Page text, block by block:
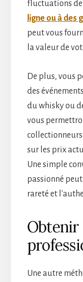
fluctuations de
ligne ou à des
peut vous
la valeur de
De plus, vous
des
du whisky ou
vous
sur les prix
Une simple
passionné
rareté et
Obtenir
Une autre